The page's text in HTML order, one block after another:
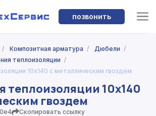
позвонить
/ Композитная арматура / Дюбели /
теплоизоляции /
10x140 с металлическим гвоздем
теплоизоляции 10x140
гвоздем
Скопировать ссылку